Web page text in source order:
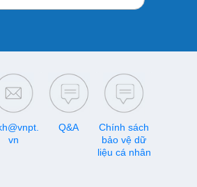
vn
Q&A
Chính sách
bảo vệ dữ
liệu cá nhân